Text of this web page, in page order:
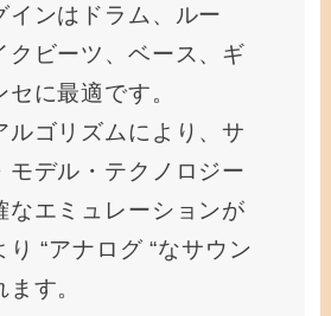
インはドラム、ルー
クビーツ、ベース、ギ
セに最適です。
ルゴリズムにより、サ
モデル・テクノロジー
なエミュレーションが
り “アナログ “なサウン
ます。